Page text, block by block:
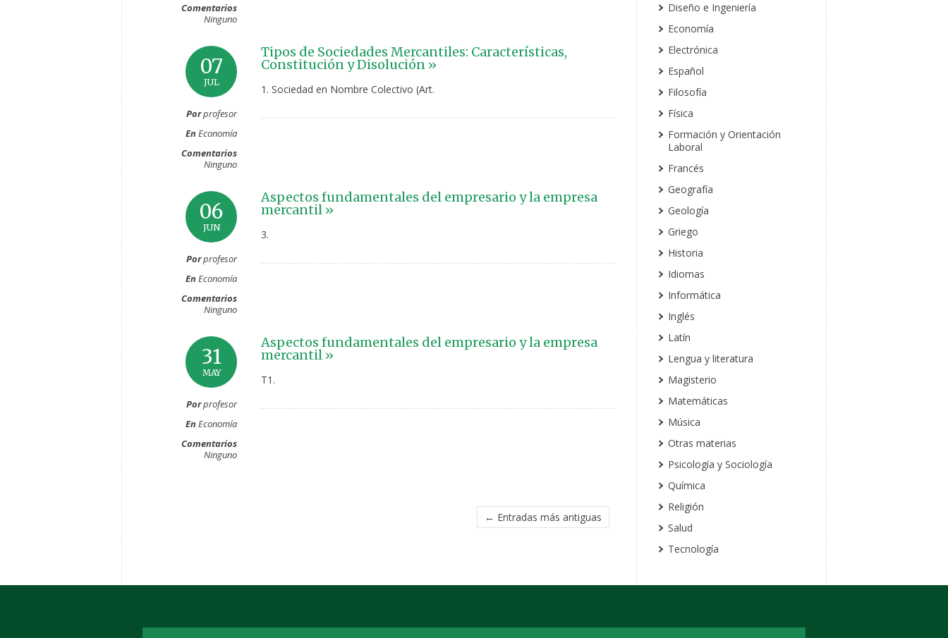
Comentarios
Ninguno
07
JUL
Porprofesor
EnEconomía
Comentarios
Ninguno
Tipos de Sociedades Mercantiles: Características,
Constitución y Disolución »
1. Sociedad en Nombre Colectivo (Art.
06
JUN
Porprofesor
EnEconomía
Comentarios
Ninguno
Aspectos fundamentales del empresario y la empresa
mercantil »
3.
31
MAY
Porprofesor
EnEconomía
Comentarios
Ninguno
Aspectos fundamentales del empresario y la empresa
mercantil »
T1.
← Entradas más antiguas
Diseño e Ingeniería
Economía
Electrónica
Español
Filosofía
Física
Formación y Orientación
Laboral
Francés
Geografía
Geología
Griego
Historia
Idiomas
Informática
Inglés
Latín
Lengua y literatura
Magisterio
Matemáticas
Música
Otras materias
Psicología y Sociología
Química
Religión
Salud
Tecnología